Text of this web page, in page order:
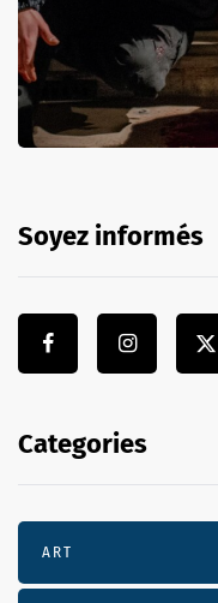
Soyez informés
Categories
ART